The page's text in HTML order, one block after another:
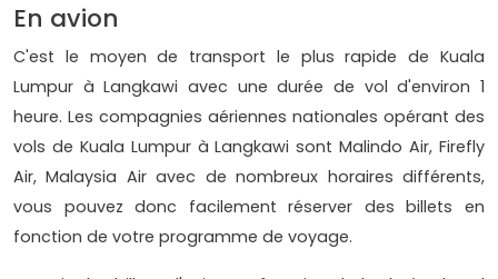
En avion
C'est le moyen de transport le plus rapide de Kuala
Lumpur à Langkawi avec une durée de vol d'environ 1
heure. Les compagnies aériennes nationales opérant des
vols de Kuala Lumpur à Langkawi sont Malindo Air, Firefly
Air, Malaysia Air avec de nombreux horaires différents,
vous pouvez donc facilement réserver des billets en
fonction de votre programme de voyage.